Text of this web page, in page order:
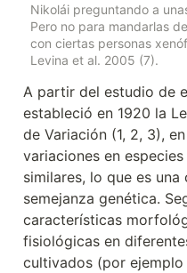
Nikolái preguntando a
Pero no para mandarlas
con ciertas personas
Levina et al. 2005 (7).
A partir del estudio de
estableció en 1920 la
de Variación (1, 2, 3),
variaciones en
similares, lo que es una
semejanza genética.
características
fisiológicas en
cultivados (por